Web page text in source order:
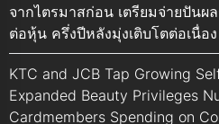
จากไตรมาสก่อน เตรียมจ่ายปันผ
ต่อหุ้น ครึ่งปีหลังมุ่งเติบโตต่อเนื่อง
KTC and JCB Tap Growing
Expanded Beauty Privileges
Cardmembers Spending on